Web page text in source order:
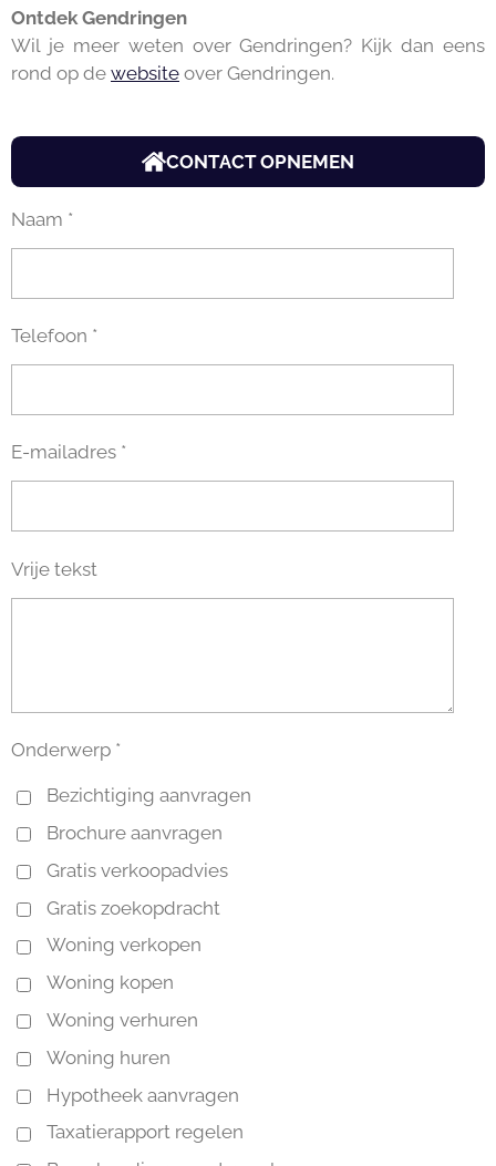
Ontdek Gendringen
Wil je meer weten overGendringen? Kijk dan eens
rond op de website over Gendringen.
CONTACT OPNEMEN
Naam *
Telefoon *
E-mailadres *
Vrije tekst
Onderwerp *
Bezichtiging aanvragen
Brochure aanvragen
Gratis verkoopadvies
Gratis zoekopdracht
Woning verkopen
Woning kopen
Woning verhuren
Woning huren
Hypotheek aanvragen
Taxatierapport regelen